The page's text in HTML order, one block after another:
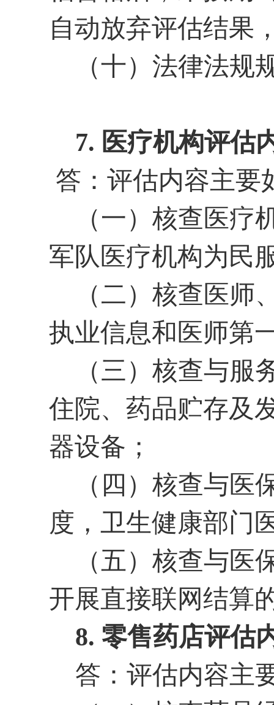
自动放弃评估结果
（十）法律法规
7. 医疗机构评估
答：评估内容主要
（一）核查医
军队医疗机构为民
（二）核查医
执业信息和医师第
（三）核查与
住院、药品贮存及
器设备；
（四）核查与
度，卫生健康部门
（五）核查与
开展直接联网结算
8. 零售药店评估
答：评估内容主